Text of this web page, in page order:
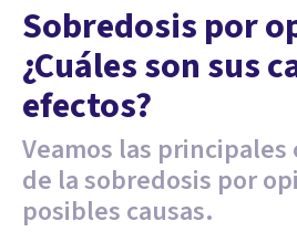
Sobredosis por
¿Cuáles son sus
efectos?
Veamos las
de la sobredosis por
posibles causas.